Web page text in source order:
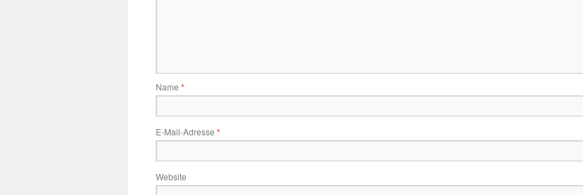
Name *
E-Mail-Adresse *
Website